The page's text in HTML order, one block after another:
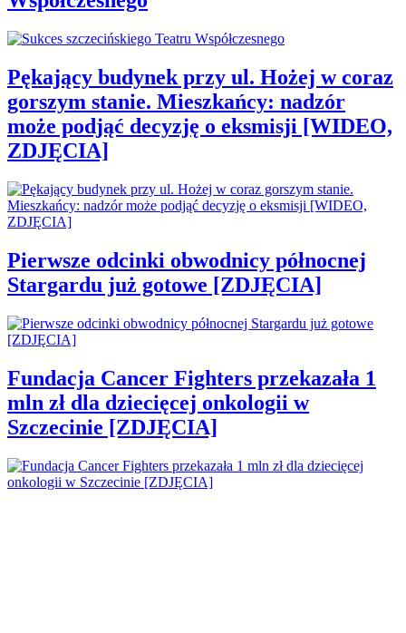
Pękający budynek przy ul. Hożej w coraz
gorszym stanie. Mieszkańcy: nadzór
może podjąć decyzję o eksmisji [WIDEO,
ZDJĘCIA]
Pierwsze odcinki obwodnicy północnej
Stargardu już gotowe [ZDJĘCIA]
Fundacja Cancer Fighters przekazała 1
mln zł dla dziecięcej onkologii w
Szczecinie [ZDJĘCIA]